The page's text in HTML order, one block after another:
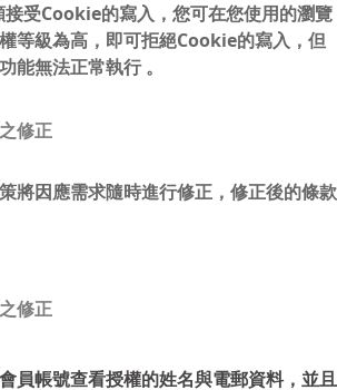
受Cookie的寫入，您可在您使用的瀏覽
等級為高，即可拒絕Cookie的寫入，但
能無法正常執行 。
修正
將因應需求隨時進行修正，修正後的條款
修正
員帳號查看授權的姓名與電郵資料，並且